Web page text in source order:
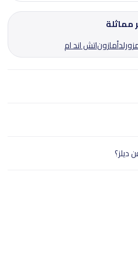
مماثلة
أمازوناتش اند ام
أنيقًا أينما ذهبت.
ديلز؟